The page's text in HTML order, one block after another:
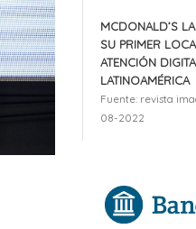
MCDONALD’S
SU PRIMER
ATENCIÓN
LATINOAMÉRICA
Fuente: revista
08-2022